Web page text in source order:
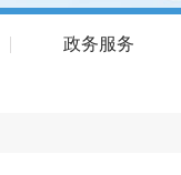
政务服务